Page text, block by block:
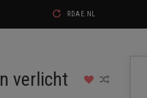
RDAE.NL
verlicht